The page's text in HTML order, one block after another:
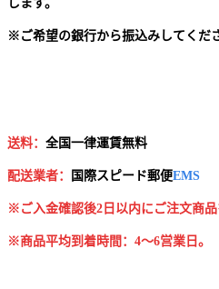
します。
※ ご希望の銀行から振込みしてくだ
送料： 全国一律運賃無料
配送業者： 国 際スピード郵便EMS
※ご入金確認後2日以内にご注文商品
※商品平均到着時間：4～6営業日。